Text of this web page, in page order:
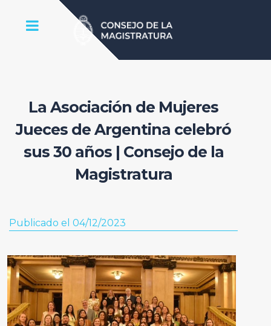
La Asociación de Mujeres
Jueces de Argentina celebró
sus 30 años | Consejo de la
Magistratura
Publicado el 04/12/2023